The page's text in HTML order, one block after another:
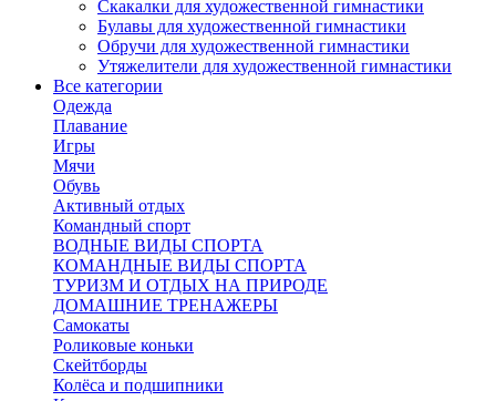
Скакалки для художественной гимнастики
Булавы для художественной гимнастики
Обручи для художественной гимнастики
Утяжелители для художественной гимнастики
Все категории
Одежда
Плавание
Игры
Мячи
Обувь
Активный отдых
Командный спорт
ВОДНЫЕ ВИДЫ СПОРТА
КОМАНДНЫЕ ВИДЫ СПОРТА
ТУРИЗМ И ОТДЫХ НА ПРИРОДЕ
ДОМАШНИЕ ТРЕНАЖЕРЫ
Самокаты
Роликовые коньки
Скейтборды
Колёса и подшипники